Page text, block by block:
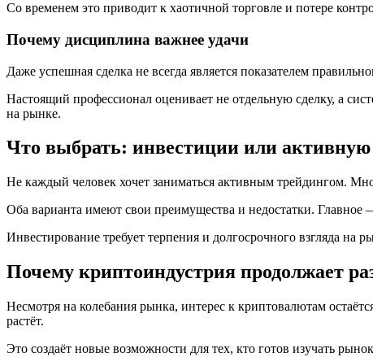
Со временем это приводит к хаотичной торговле и потере
Почему дисциплина важнее удачи
Даже успешная сделка не всегда является показателем
Настоящий профессионал оценивает не отдельную сделку, а
на рынке.
Что выбрать: инвестиции или активную
Не каждый человек хочет заниматься активным трейдингом.
Оба варианта имеют свои преимущества и недостатки.
Инвестирование требует терпения и долгосрочного взгляда
Почему криптоиндустрия продолжает
Несмотря на колебания рынка, интерес к криптовалютам
растёт.
Это создаёт новые возможности для тех, кто готов изучать